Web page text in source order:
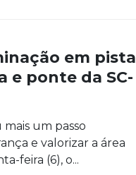
em pista
e ponte da SC-
um passo
e valorizar a área
feira (6), o...